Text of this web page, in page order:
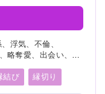
浮気、不倫、
略奪愛、出会い、相
し
結び 縁切り